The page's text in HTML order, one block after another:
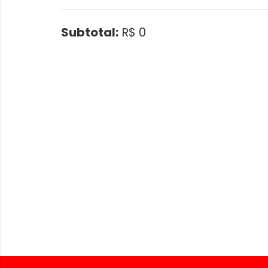
Subtotal: R$ 0